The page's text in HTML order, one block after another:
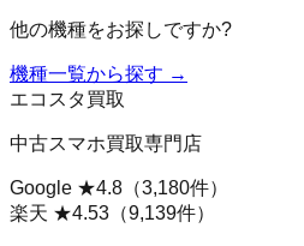
他の機種をお探しですか?
機種一覧から探す →
エコスタ買取
中古スマホ買取専門店
Google ★4.8 （3,180件）
楽天 ★4.53 （9,139件）